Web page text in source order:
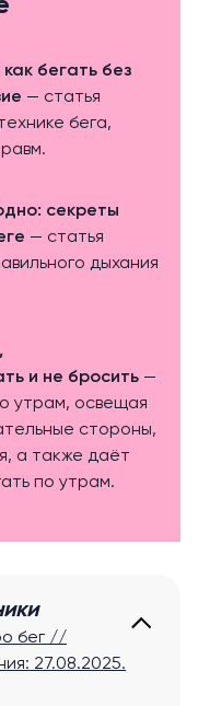
бегать без
— статья
бега,
секреты
— статья
дыхания
и не бросить —
утрам, освещая
стороны,
а также даёт
по утрам.
бег //
27.08.2025.